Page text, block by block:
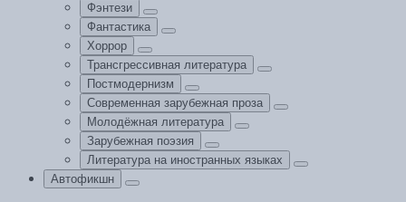
Фэнтези
Фантастика
Хоррор
Трансгрессивная литература
Постмодернизм
Современная зарубежная проза
Молодёжная литература
Зарубежная поэзия
Литература на иностранных языках
Автофикшн